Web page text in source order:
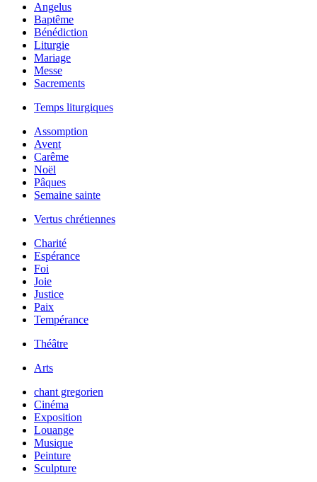
Angelus
Baptême
Bénédiction
Liturgie
Mariage
Messe
Sacrements
Temps liturgiques
Assomption
Avent
Carême
Noël
Pâques
Semaine sainte
Vertus chrétiennes
Charité
Espérance
Foi
Joie
Justice
Paix
Tempérance
Théâtre
Arts
chant gregorien
Cinéma
Exposition
Louange
Musique
Peinture
Sculpture